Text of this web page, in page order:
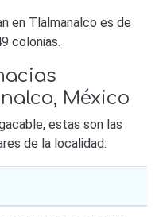
en Tlalmanalco es de
colonias.
México
estas son las
de la localidad: